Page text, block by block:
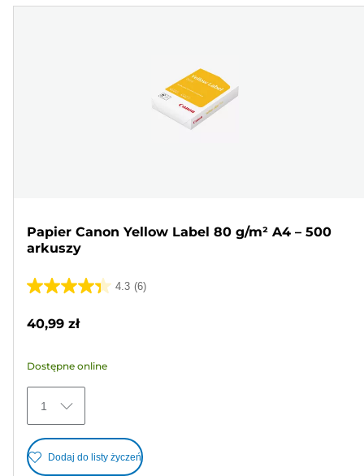
Papier Canon Yellow Label 80 g/m² A4 – 500
arkuszy
4.3 (6)
4.3
5
6
Recenzji
40,99 zł
Dostępne online
1
Dodaj do listy życzeń